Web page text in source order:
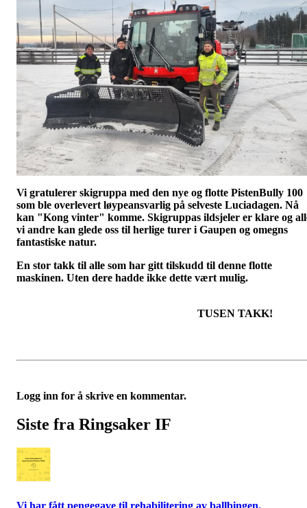
Vi gratulerer skigruppa med den nye og flotte PistenBully 100
som ble overlevert løypeansvarlig på selveste Luciadagen. Nå
kan "Kong vinter" komme. Skigruppas ildsjeler er klare og
vi andre kan glede oss til herlige turer i Gaupen og omegns
fantastiske natur.
En stor takk til alle som har gitt tilskudd til denne flotte
maskinen. Uten dere hadde ikke dette vært
TUSEN TAKK!
Logg inn for å skrive en kommentar.
Siste fra Ringsaker IF
Vi har fått pengegave til rehabilitering av ballbingen.